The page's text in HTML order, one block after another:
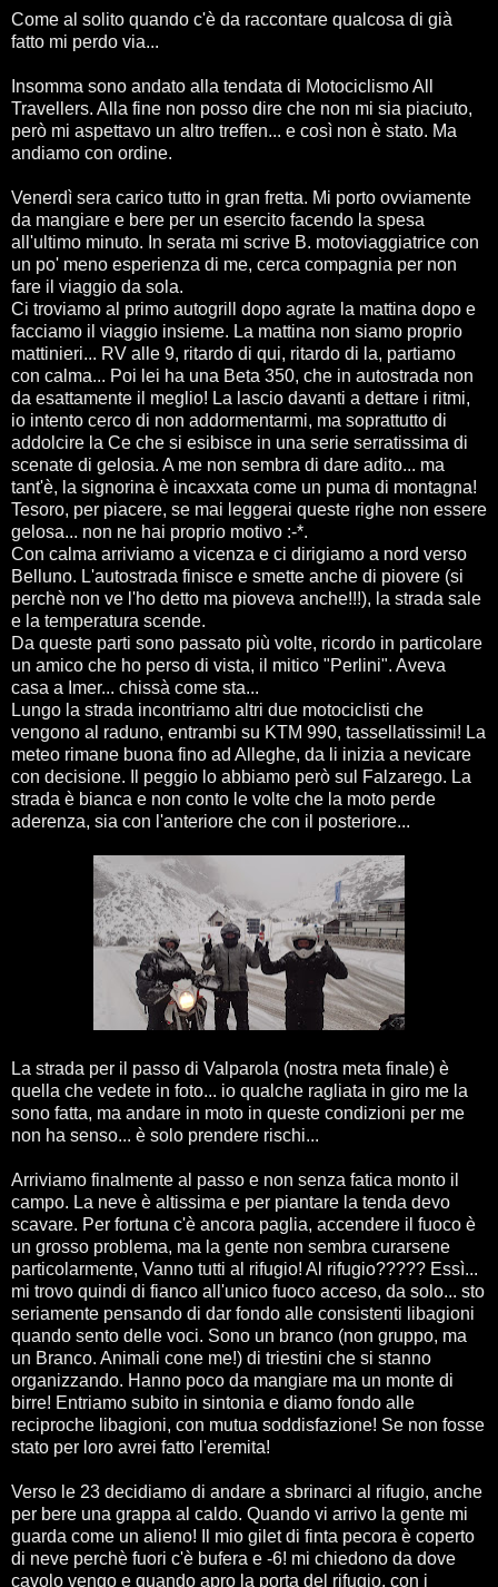
Come al solito quando c'è da raccontare qualcosa di già
fatto mi perdo via...
Insomma sono andato alla tendata di Motociclismo All
Travellers. Alla fine non posso dire che non mi sia piaciuto,
però mi aspettavo un altro treffen... e così non è stato. Ma
andiamo con ordine.
Venerdì sera carico tutto in gran fretta. Mi porto ovviamente
da mangiare e bere per un esercito facendo la spesa
all'ultimo minuto. In serata mi scrive B. motoviaggiatrice con
un po' meno esperienza di me, cerca compagnia per non
fare il viaggio da sola.
Ci troviamo al primo autogrill dopo agrate la mattina dopo e
facciamo il viaggio insieme. La mattina non siamo proprio
mattinieri... RV alle 9, ritardo di qui, ritardo di la, partiamo
con calma... Poi lei ha una Beta 350, che in autostrada non
da esattamente il meglio! La lascio davanti a dettare i ritmi,
io intento cerco di non addormentarmi, ma soprattutto di
addolcire la Ce che si esibisce in una serie serratissima di
scenate di gelosia. A me non sembra di dare adito... ma
tant'è, la signorina è incaxxata come un puma di montagna!
Tesoro, per piacere, se mai leggerai queste righe non essere
gelosa... non ne hai proprio motivo :-*.
Con calma arriviamo a vicenza e ci dirigiamo a nord verso
Belluno. L'autostrada finisce e smette anche di piovere (si
perchè non ve l'ho detto ma pioveva anche!!!), la strada sale
e la temperatura scende.
Da queste parti sono passato più volte, ricordo in particolare
un amico che ho perso di vista, il mitico "Perlini". Aveva
casa a Imer... chissà come sta...
Lungo la strada incontriamo altri due motociclisti che
vengono al raduno, entrambi su KTM 990, tassellatissimi! La
meteo rimane buona fino ad Alleghe, da li inizia a nevicare
con decisione. Il peggio lo abbiamo però sul Falzarego. La
strada è bianca e non conto le volte che la moto perde
aderenza, sia con l'anteriore che con il posteriore...
La strada per il passo di Valparola (nostra meta finale) è
quella che vedete in foto... io qualche ragliata in giro me la
sono fatta, ma andare in moto in queste condizioni per me
non ha senso... è solo prendere rischi...
Arriviamo finalmente al passo e non senza fatica monto il
campo. La neve è altissima e per piantare la tenda devo
scavare. Per fortuna c'è ancora paglia, accendere il fuoco è
un grosso problema, ma la gente non sembra curarsene
particolarmente, Vanno tutti al rifugio! Al rifugio????? Essì...
mi trovo quindi di fianco all'unico fuoco acceso, da solo... sto
seriamente pensando di dar fondo alle consistenti libagioni
quando sento delle voci. Sono un branco (non gruppo, ma
un Branco. Animali cone me!) di triestini che si stanno
organizzando. Hanno poco da mangiare ma un monte di
birre! Entriamo subito in sintonia e diamo fondo alle
reciproche libagioni, con mutua soddisfazione! Se non fosse
stato per loro avrei fatto l'eremita!
Verso le 23 decidiamo di andare a sbrinarci al rifugio, anche
per bere una grappa al caldo. Quando vi arrivo la gente mi
guarda come un alieno! Il mio gilet di finta pecora è coperto
di neve perchè fuori c'è bufera e -6! mi chiedono da dove
cavolo vengo e quando apro la porta del rifugio, con i